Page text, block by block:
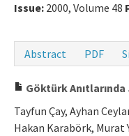
Ethical Principles
Contact Us
Manuscript
Issue: 2000, Volume 48
Abstract
PDF
Göktürk
Tayfun Çay, Ayhan
Hakan Karabörk, Murat